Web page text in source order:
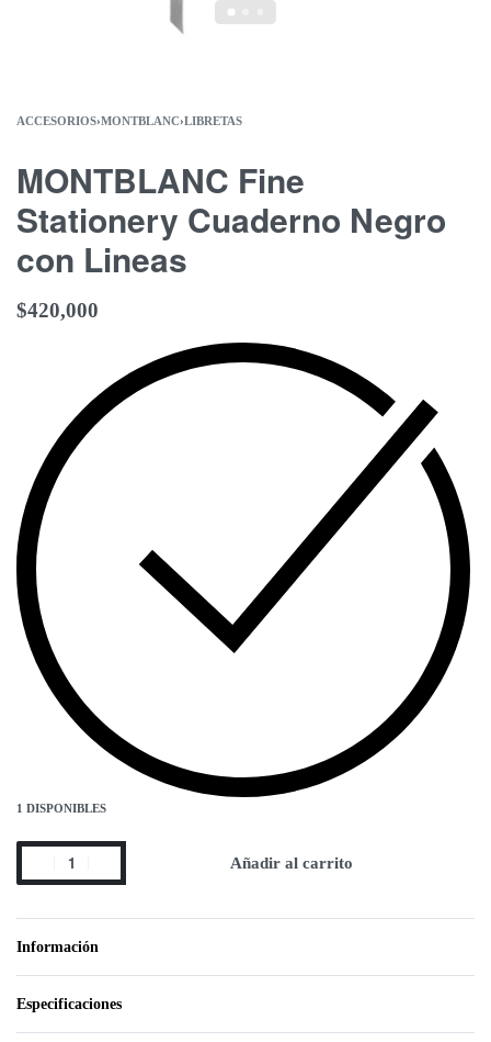
ACCESORIOS›MONTBLANC›LIBRETAS
MONTBLANC Fine
Stationery Cuaderno Negro
con Lineas
$420,000
1 DISPONIBLES
Añadir al carrito
Información
Especificaciones